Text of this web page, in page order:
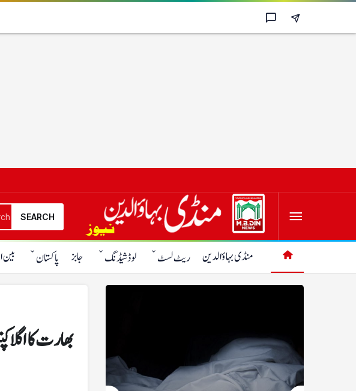
SEARCH
منڈی بہاؤالدین ریٹ لسٹ لوڈشیڈنگ جابز پاکستان بین
بھارت کا